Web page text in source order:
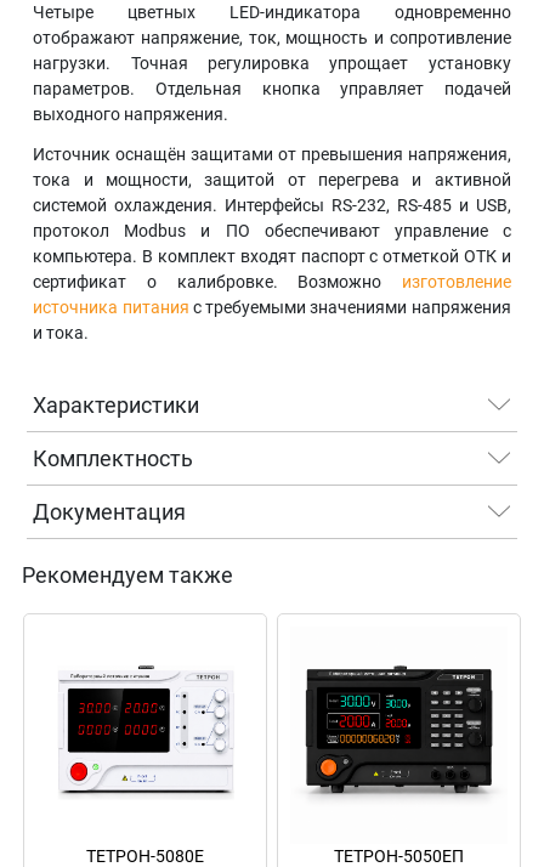
Четыре цветных LED-индикатора одновременно
отображают напряжение, ток, мощность и сопротивление
нагрузки. Точная регулировка упрощает установку
параметров. Отдельная кнопка управляет подачей
выходного напряжения.
Источник оснащён защитами от превышения напряжения,
тока и мощности, защитой от перегрева и активной
системой охлаждения. Интерфейсы RS-232, RS-485 и USB,
протокол Modbus и ПО обеспечивают управление с
компьютера. В комплект входят паспорт с отметкой ОТК и
сертификат о калибровке. Возможно изготовление
источника питания с требуемыми значениями напряжения
и тока.
Характеристики
Комплектность
Документация
Рекомендуем также
ТЕТРОН-5080Е ТЕТРОН-5050ЕП